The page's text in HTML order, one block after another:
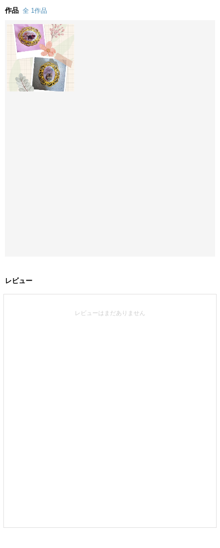
作品 全 1作品
レビュー
レビューはまだありません